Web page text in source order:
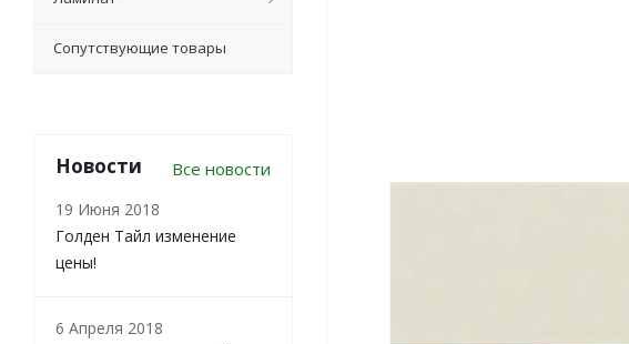
Сопутствующие товары
Новости Все новости
19 Июня 2018
Голден Тайл изменение
цены!
6 Апреля 2018